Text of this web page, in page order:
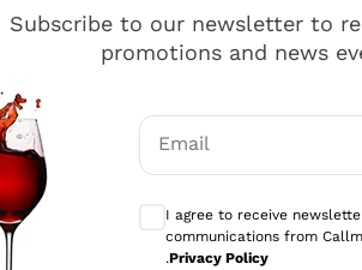
è male ma secondo me ci sono
Subscribe to our newsletter to
promotions and news
Email
I agree to receive
communications from
.Privacy Policy